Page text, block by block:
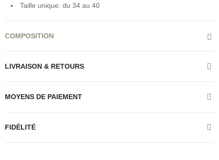
Taille unique: du 34 au 40
COMPOSITION
LIVRAISON & RETOURS
MOYENS DE PAIEMENT
FIDÉLITÉ